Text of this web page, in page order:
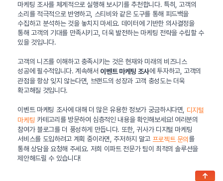
마케팅 조사를 체계적으로 실행해 보시기를 추천합니다. 특히, 고객의
소리를 적극적으로 반영하고, 스티비와 같은 도구를 통해 피드백을
수집하고 분석하는 것을 놓치지 마세요. 데이터에 기반한 의사결정을
통해 고객의 기대를 만족시키고, 더욱 발전하는 마케팅 전략을 수립할 수
있을 것입니다.
고객의 니즈를 이해하고 충족시키는 것은 현재와 미래의 비즈니스
성공에 필수적입니다. 계속해서 이벤트 마케팅 조사에 투자하고, 고객의
관점을 항상 잊지 않는다면, 브랜드의 성장과 고객 충성도는 더욱
확고해질 것입니다.
이벤트 마케팅 조사에 대해 더 많은 유용한 정보가 궁금하시다면, 디지털
마케팅 카테고리를 방문하여 심층적인 내용을 확인해보세요! 여러분의
참여가 블로그를 더 풍성하게 만듭니다. 또한, 귀사가 디지털 마케팅
서비스를 도입하려고 계획 중이라면, 주저하지 말고 프로젝트 문의를
통해 상담을 요청해 주세요. 저희 이파트 전문가 팀이 최적의 솔루션을
제안해드릴 수 있습니다!
↑